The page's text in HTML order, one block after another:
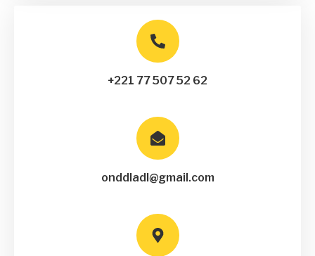
+221 77 507 52 62
onddladl@gmail.com